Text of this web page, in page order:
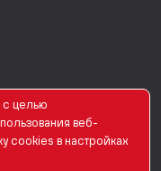
с целью
веб-
сookies в настройках